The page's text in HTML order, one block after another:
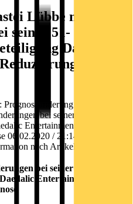
Lübbe nimmt
seiner 51-
Daedalic
der
Bastei Lübbe
bei seiner 51-
Entertainment vor -
06.02.2020 / 21:14 CET/CEST
nach Artikel 17
bei seiner 51-
Entertainment vor -